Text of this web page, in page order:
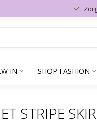
IN SHOP FASHION
STRIPE